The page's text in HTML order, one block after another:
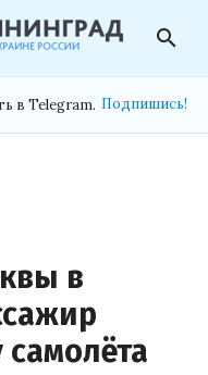
search
в Telegram. Подпишись!
в